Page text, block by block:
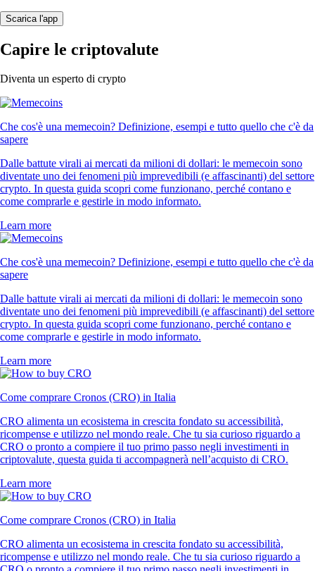
Scarica l'app
Capire le criptovalute
Diventa un esperto di crypto
Che cos'è una memecoin? Definizione, esempi e tutto quello che c'è da
sapere
Dalle battute virali ai mercati da milioni di dollari: le memecoin sono
diventate uno dei fenomeni più imprevedibili (e affascinanti) del settore
crypto. In questa guida scopri come funzionano, perché contano e
come comprarle e gestirle in modo informato.
Learn more
Che cos'è una memecoin? Definizione, esempi e tutto quello che c'è da
sapere
Dalle battute virali ai mercati da milioni di dollari: le memecoin sono
diventate uno dei fenomeni più imprevedibili (e affascinanti) del settore
crypto. In questa guida scopri come funzionano, perché contano e
come comprarle e gestirle in modo informato.
Learn more
Come comprare Cronos (CRO) in Italia
CRO alimenta un ecosistema in crescita fondato su accessibilità,
ricompense e utilizzo nel mondo reale. Che tu sia curioso riguardo a
CRO o pronto a compiere il tuo primo passo negli investimenti in
criptovalute, questa guida ti accompagnerà nell’acquisto di CRO.
Learn more
Come comprare Cronos (CRO) in Italia
CRO alimenta un ecosistema in crescita fondato su accessibilità,
ricompense e utilizzo nel mondo reale. Che tu sia curioso riguardo a